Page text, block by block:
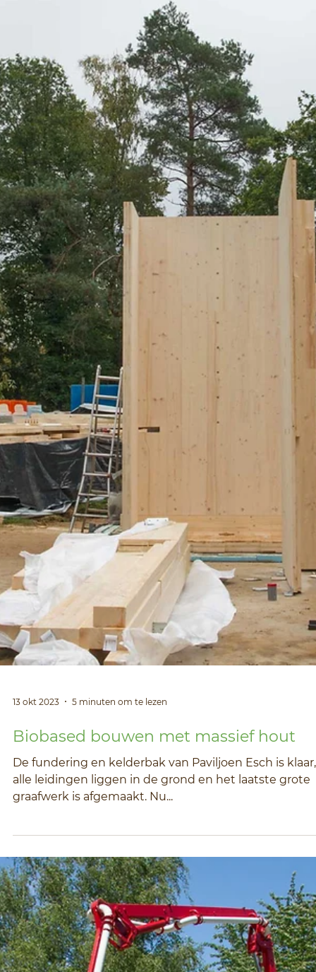
29 apr 2024 3 minuten om te lezen
Ons C-Tour verhaal
C-Tour is een Europees project over duurzaam
toeristisme. In een uitgebreid interview vertellen we
over Paviljoen Esch en ECO logies.